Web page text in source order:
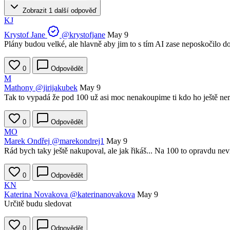
Zobrazit 1 další odpověď
KJ
Krystof Jane
@krystofjane May 9
Plány budou velké, ale hlavně aby jim to s tím AI zase neposkočilo
0 Odpovědět
M
Mathony @jirijakubek May 9
Tak to vypadá že pod 100 už asi moc nenakoupime ti kdo ho ještě
0 Odpovědět
MO
Marek Ondřej @marekondrej1 May 9
Rád bych taky ještě nakupoval, ale jak řikáš... Na 100 to opravdu
0 Odpovědět
KN
Katerina Novakova @katerinanovakova May 9
Určitě budu sledovat
0 Odpovědět